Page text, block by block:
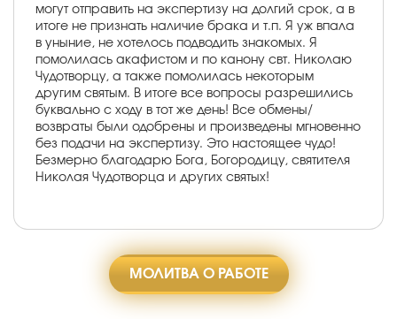
могут отправить на экспертизу на долгий срок, а в
итоге не признать наличие брака и т.п. Я уж впала
в уныние, не хотелось подводить знакомых. Я
помолилась акафистом и по канону свт. Николаю
Чудотворцу, а также помолилась некоторым
другим святым. В итоге все вопросы разрешились
буквально с ходу в тот же день! Все обмены/
возвраты были одобрены и произведены мгновенно
без подачи на экспертизу. Это настоящее чудо!
Безмерно благодарю Бога, Богородицу, святителя
Николая Чудотворца и других святых!
МОЛИТВА О РАБОТЕ